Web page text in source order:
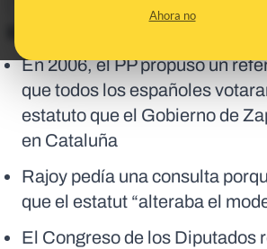
Ahora no
En 2006, el PP propuso un
que todos los españoles
estatuto que el Gobierno de
en Cataluña
Rajoy pedía una consulta
que el estatut “alteraba el
El Congreso de los Diputados